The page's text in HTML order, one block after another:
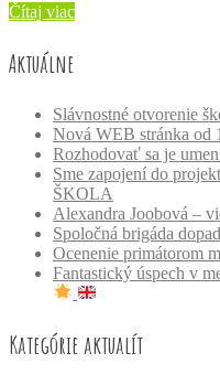
Čítaj viac
Aktuálne
Slávnostné otvorenie
Nová WEB stránka od
Rozhodovať sa je
Sme zapojení do
ŠKOLA
Alexandra Joobová –
Spoločná brigáda
Ocenenie primátorom
Fantastický úspech v
Kategórie aktualít